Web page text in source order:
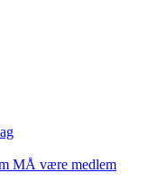
MÅ være medlem